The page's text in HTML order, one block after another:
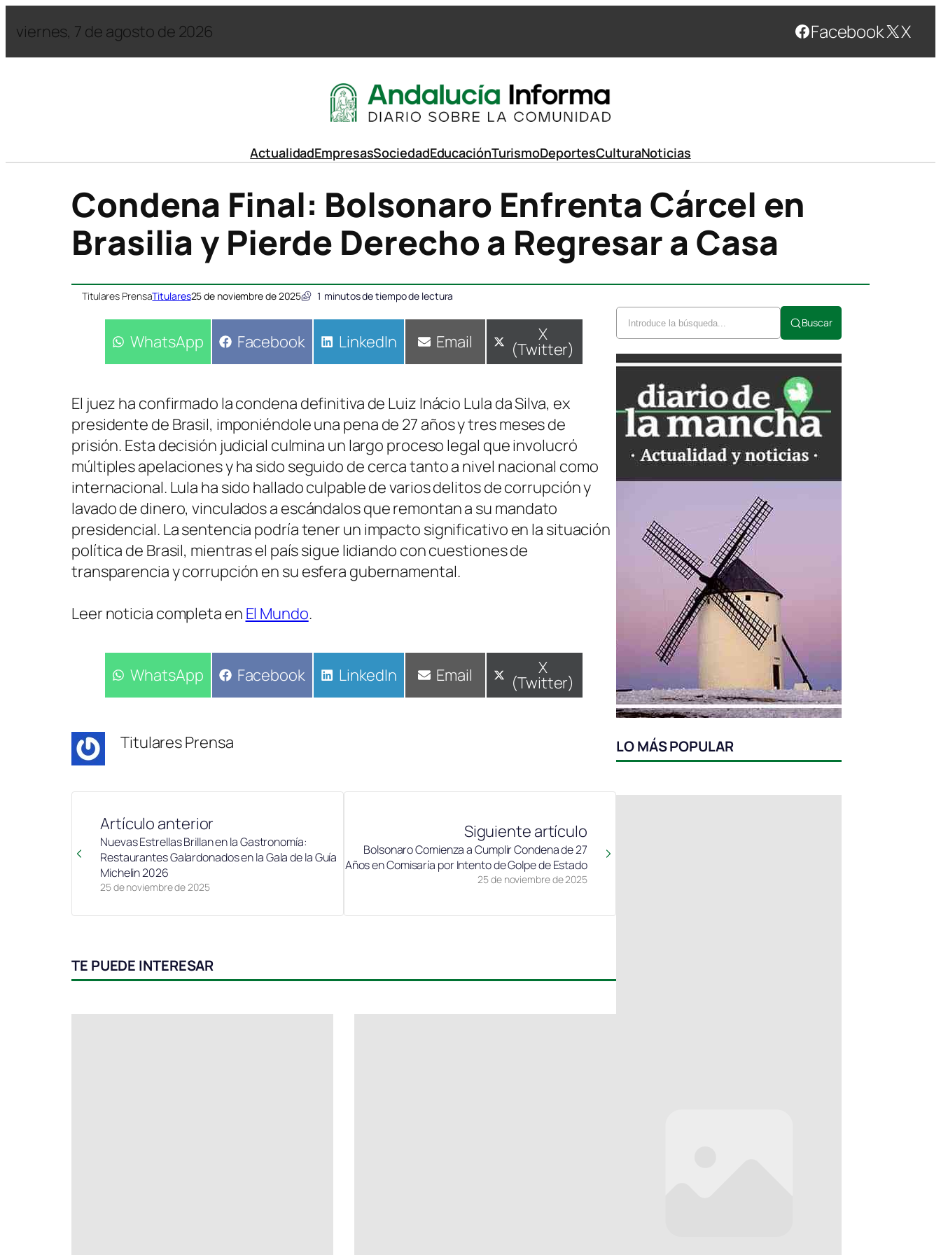
viernes, 7 de agosto de 2026 Facebook X
ActualidadEmpresasSociedadEducaciónTurismoDeportesCulturaNoticias
Condena Final: Bolsonaro Enfrenta Cárcel en
Brasilia y Pierde Derecho a Regresar a Casa
Titulares PrensaTitulares25 de noviembre de 2025 1 minutos de tiempo de lectura
Compartir
WhatsApp Compartir
Facebook Compartir
LinkedIn Compartir
Email Compartir
en
X
(Twitter)
El juez ha confirmado la condena definitiva de Luiz Inácio Lula da Silva, ex
presidente de Brasil, imponiéndole una pena de 27 años y tres meses de
prisión. Esta decisión judicial culmina un largo proceso legal que involucró
múltiples apelaciones y ha sido seguido de cerca tanto a nivel nacional como
internacional. Lula ha sido hallado culpable de varios delitos de corrupción y
lavado de dinero, vinculados a escándalos que remontan a su mandato
presidencial. La sentencia podría tener un impacto significativo en la situación
política de Brasil, mientras el país sigue lidiando con cuestiones de
transparencia y corrupción en su esfera gubernamental.
Leer noticia completa en El Mundo.
Compartir
WhatsApp Compartir
Facebook Compartir
LinkedIn Compartir
Email Compartir
en
X
(Twitter)
Titulares Prensa
Artículo anterior
25 de noviembre de 2025
Nuevas Estrellas Brillan en la Gastronomía:
Restaurantes Galardonados en la Gala de la Guía
Michelin 2026
Siguiente artículo
25 de noviembre de 2025
Bolsonaro Comienza a Cumplir Condena de 27
Años en Comisaría por Intento de Golpe de Estado
TE PUEDE INTERESAR
Buscar
LO MÁS POPULAR